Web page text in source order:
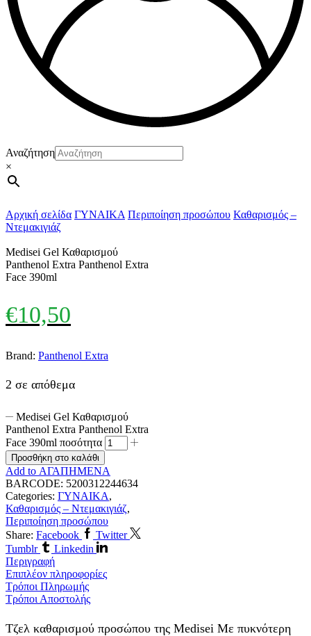
Αναζήτηση
×
Αρχική σελίδα ΓΥΝΑΙΚΑ Περιποίηση προσώπου Καθαρισμός –
Ντεμακιγιάζ
Medisei Gel Καθαρισμού
Panthenol Extra Panthenol Extra
Face 390ml
€10,50
Brand: Panthenol Extra
2 σε απόθεμα
Medisei Gel Καθαρισμού
Panthenol Extra Panthenol Extra
Face 390ml ποσότητα
Προσθήκη στο καλάθι
Add to ΑΓΑΠΗΜΕΝΑ
BARCODE: 5200312244634
Categories: ΓΥΝΑΙΚΑ,
Καθαρισμός – Ντεμακιγιάζ,
Περιποίηση προσώπου
Share: Facebook
Twitter
Tumblr
Linkedin
Περιγραφή
Επιπλέον πληροφορίες
Τρόποι Πληρωμής
Τρόποι Αποστολής
Τζελ καθαρισμού προσώπου της Medisei Με πυκνότερη